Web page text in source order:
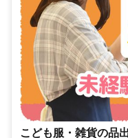
こども服・雑貨の品